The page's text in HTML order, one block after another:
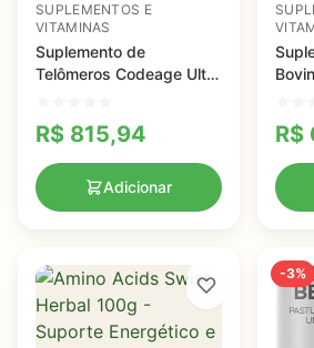
SUPLEMENTOS E
VITAMINAS
Suplemento de
Telômeros Codeage Ultra
para Suporte ao DNA
R$ 815,94
Adicionar
R$
-3%